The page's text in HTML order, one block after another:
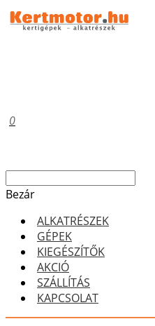
0
Bezár
ALKATRÉSZEK
GÉPEK
KIEGÉSZÍTŐK
AKCIÓ
SZÁLLÍTÁS
KAPCSOLAT